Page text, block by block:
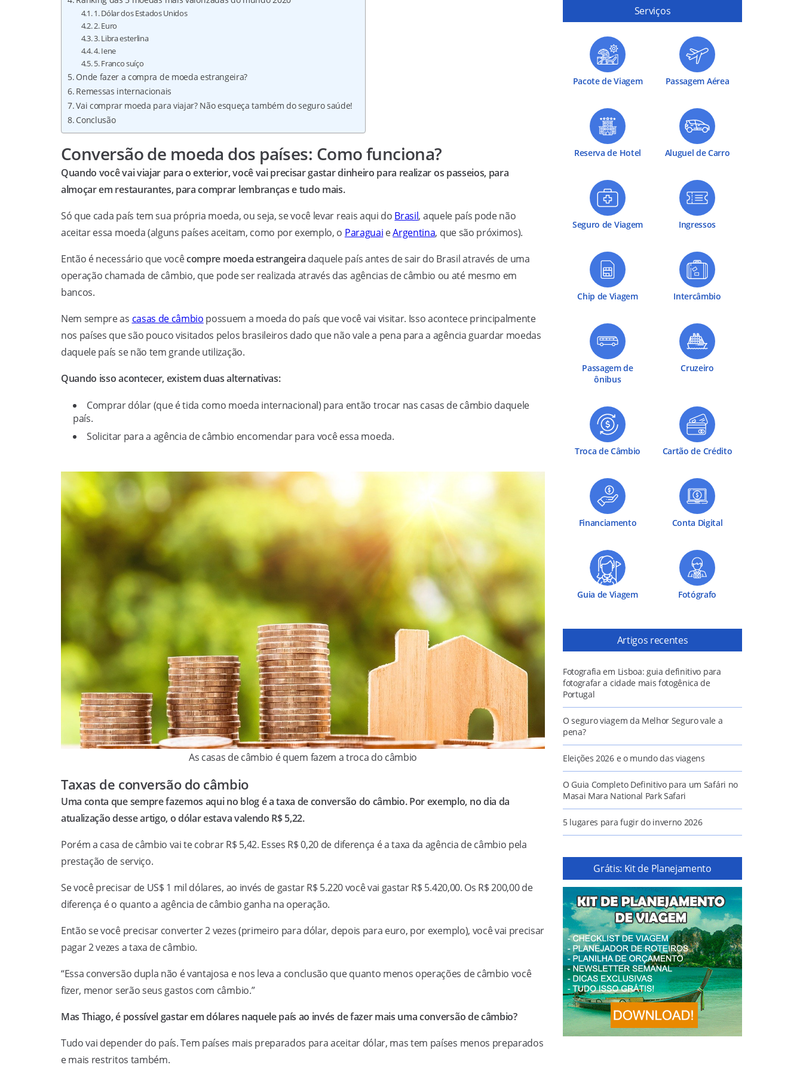
1. Dólar dos Estados Unidos
2. Euro
3. Libra esterlina
4. Iene
5. Franco suíço
Onde fazer a compra de moeda estrangeira?
Remessas internacionais
Vai comprar moeda para viajar? Não esqueça também do seguro saúde!
Conclusão
Conversão de moeda dos países: Como funciona?
Quando você vai viajar para o exterior, você vai precisar gastar dinheiro para realizar os passeios, para
almoçar em restaurantes, para comprar lembranças e tudo mais.
Só que cada país tem sua própria moeda, ou seja, se você levar reais aqui do Brasil, aquele país pode não
aceitar essa moeda (alguns países aceitam, como por exemplo, o Paraguai eArgentina, que são próximos).
Então é necessário que vocêcompre moeda estrangeira daquele país antes de sair do Brasil através de uma
operação chamada de câmbio, que pode ser realizada através das agências de câmbio ou até mesmo em
bancos.
Nem sempre as casas de câmbio possuem a moeda do país que você vai visitar. Isso acontece principalmente
nos países que são pouco visitados pelos brasileiros dado que não vale a pena para a agência guardar moedas
daquele país se não tem grande utilização.
Quando isso acontecer, existem duas alternativas:
Comprar dólar (que é tida como moeda internacional) para então trocar nas casas de câmbio daquele
país.
Solicitar para a agência de câmbio encomendar para você essa moeda.
As casas de câmbio é quem fazem a troca do câmbio
Taxas de conversão do câmbio
Uma conta que sempre fazemos aqui no blog é a taxa de conversão do câmbio. Por exemplo, no dia da
atualização desse artigo, o dólar estava valendo R$ 5,22.
Porém a casa de câmbio vai te cobrar R$ 5,42. Esses R$ 0,20 de diferença é a taxa da agência de câmbio pela
prestação de serviço.
Se você precisar de US$ 1 mil dólares, ao invés de gastar R$ 5.220 você vai gastar R$ 5.420,00. Os R$ 200,00 de
diferença é o quanto a agência de câmbio ganha na operação.
Então se você precisar converter 2 vezes (primeiro para dólar, depois para euro, por exemplo), você vai precisar
pagar 2 vezes a taxa de câmbio.
“Essa conversão dupla não é vantajosa e nos leva a conclusão que quanto menos operações de câmbio você
fizer, menor serão seus gastos com câmbio.”
Mas Thiago, é possível gastar em dólares naquele país ao invés de fazer mais uma conversão de câmbio?
Tudo vai depender do país. Tem países mais preparados para aceitar dólar, mas tem países menos preparados
e mais restritos também.
Serviços
Pacote de Viagem Passagem Aérea
Reserva de Hotel Aluguel de Carro
Seguro de Viagem Ingressos
Chip de Viagem Intercâmbio
Passagem de
ônibus
Cruzeiro
Troca de Câmbio Cartão de Crédito
Financiamento Conta Digital
Guia de Viagem Fotógrafo
Artigos recentes
Fotografia em Lisboa: guia definitivo para
fotografar a cidade mais fotogênica de
Portugal
O seguro viagem da Melhor Seguro vale a
pena?
Eleições 2026 e o mundo das viagens
O Guia Completo Definitivo para um Safári no
Masai Mara National Park Safari
5 lugares para fugir do inverno 2026
Grátis: Kit de Planejamento